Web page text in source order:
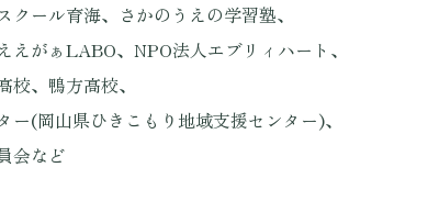
、さかのうえの学習塾、
、NPO法人エブリィハート、
方高校、
きこもり地域支援センター)、
など